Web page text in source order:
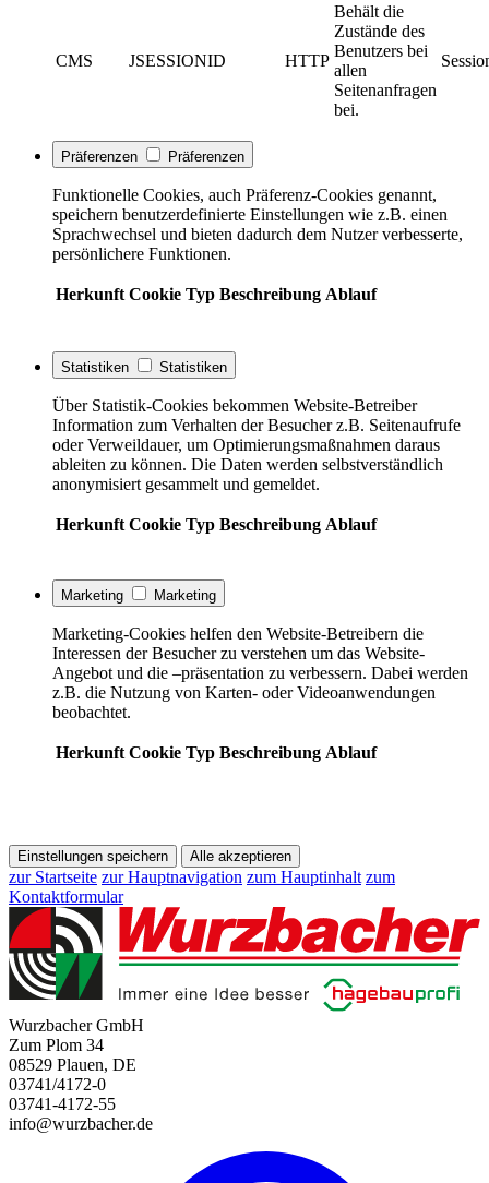
CMS JSESSIONID HTTP
Behält die
Zustände des
Benutzers bei
allen
Seitenanfragen
bei.
Präferenzen Präferenzen
Funktionelle Cookies, auch Präferenz-Cookies genannt,
speichern benutzerdefinierte Einstellungen wie z.B. einen
Sprachwechsel und bieten dadurch dem Nutzer verbesserte,
persönlichere Funktionen.
Herkunft Cookie Typ Beschreibung Ablauf
Statistiken Statistiken
Über Statistik-Cookies bekommen Website-Betreiber
Information zum Verhalten der Besucher z.B. Seitenaufrufe
oder Verweildauer, um Optimierungsmaßnahmen daraus
ableiten zu können. Die Daten werden selbstverständlich
anonymisiert gesammelt und gemeldet.
Herkunft Cookie Typ Beschreibung Ablauf
Marketing Marketing
Marketing-Cookies helfen den Website-Betreibern die
Interessen der Besucher zu verstehen um das Website-
Angebot und die –präsentation zu verbessern. Dabei werden
z.B. die Nutzung von Karten- oder Videoanwendungen
beobachtet.
Herkunft Cookie Typ Beschreibung Ablauf
Einstellungen speichern Alle akzeptieren
zur Startseite zur Hauptnavigation zum Hauptinhalt zum
Kontaktformular
Wurzbacher GmbH
Zum Plom 34
08529 Plauen, DE
03741/4172-0
03741-4172-55
info@wurzbacher.de